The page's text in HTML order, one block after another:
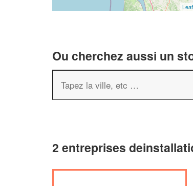
Ou cherchez aussi un
2 entreprises